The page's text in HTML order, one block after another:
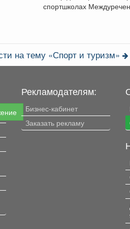
спортшколах
на тему «Спорт и туризм»
Рекламодателям:
Бизнес-кабинет
Заказать рекламу